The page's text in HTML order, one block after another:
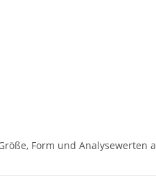
Form und Analysewerten